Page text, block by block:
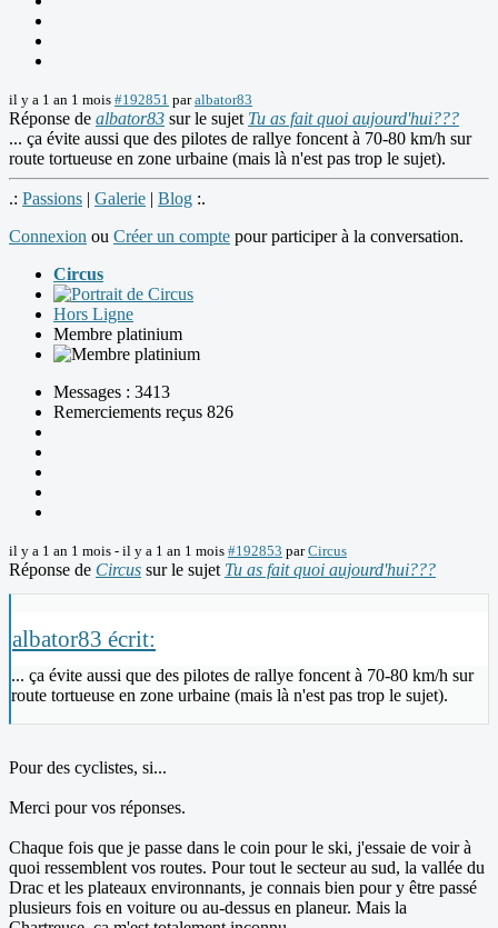
il y a 1 an 1 mois #192851 paralbator83
Réponse de albator83 sur le sujet Tu as fait quoi aujourd'hui???
... ça évite aussi que des pilotes de rallye foncent à 70-80 km/h sur
route tortueuse en zone urbaine (mais là n'est pas trop le sujet).
.: Passions | Galerie | Blog :.
Connexion ou Créer un compte pour participer à la conversation.
Circus
Hors Ligne
Membre platinium
Messages : 3413
Remerciements reçus 826
il y a 1 an 1 mois - il y a 1 an 1 mois #192853 parCircus
Réponse de Circus sur le sujet Tu as fait quoi aujourd'hui???
albator83 écrit:
... ça évite aussi que des pilotes de rallye foncent à 70-80 km/h sur
route tortueuse en zone urbaine (mais là n'est pas trop le sujet).
Pour des cyclistes, si...
Merci pour vos réponses.
Chaque fois que je passe dans le coin pour le ski, j'essaie de voir à
quoi ressemblent vos routes. Pour tout le secteur au sud, la vallée du
Drac et les plateaux environnants, je connais bien pour y être passé
plusieurs fois en voiture ou au-dessus en planeur. Mais la